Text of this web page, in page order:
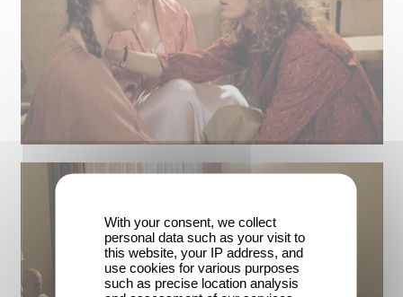
With your consent, we collect
personal data such as your visit to
this website, your IP address, and
use cookies for various purposes
such as precise location analysis